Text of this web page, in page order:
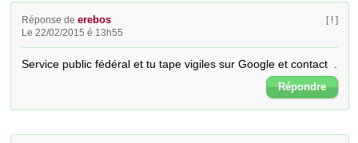
Réponse deerebos
Le 22/02/2015 é 13h55
[ ! ]
Service public fédéral et tu tape vigiles sur Google et contact  .
Répondre